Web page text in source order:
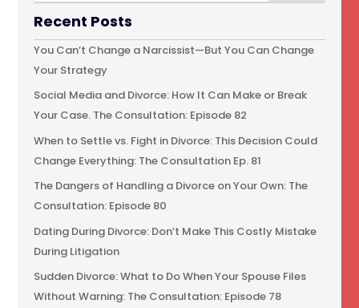
Recent Posts
You Can’t Change a Narcissist—But You Can Change
Your Strategy
Social Media and Divorce: How It Can Make or Break
Your Case. The Consultation: Episode 82
When to Settle vs. Fight in Divorce: This Decision Could
Change Everything: The Consultation Ep. 81
The Dangers of Handling a Divorce on Your Own: The
Consultation: Episode 80
Dating During Divorce: Don’t Make This Costly Mistake
During Litigation
Sudden Divorce: What to Do When Your Spouse Files
Without Warning: The Consultation: Episode 78